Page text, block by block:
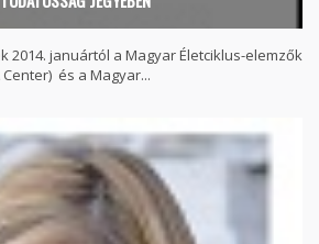
2014. januártól a Magyar Életciklus-elemzők
Center) és a Magyar...